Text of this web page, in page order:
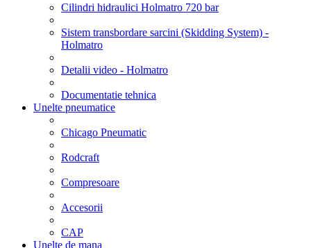
Cilindri hidraulici Holmatro 720 bar
Sistem transbordare sarcini (Skidding System) -
Holmatro
Detalii video - Holmatro
Documentatie tehnica
Unelte pneumatice
Chicago Pneumatic
Rodcraft
Compresoare
Accesorii
CAP
Unelte de mana